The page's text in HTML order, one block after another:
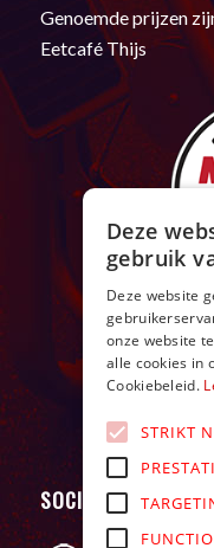
Genoemde prijzen
Eetcafé Thijs
SOCIAL
Deze
gebruik
Deze website
onze website
alle cookies in
Cookiebeleid.
STRIKT